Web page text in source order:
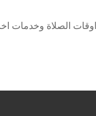
الصلاة وخدمات